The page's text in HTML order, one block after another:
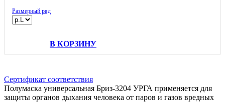
Размерный ряд
В КОРЗИНУ
Сертификат соответствия
Полумаска универсальная Бриз-3204 УРГА применяется для
защиты органов дыхания человека от паров и газов вредных